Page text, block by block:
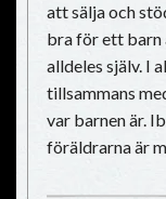
att sälja och
bra för ett barn
alldeles själv. I
tillsammans
var barnen är.
föräldrarna är